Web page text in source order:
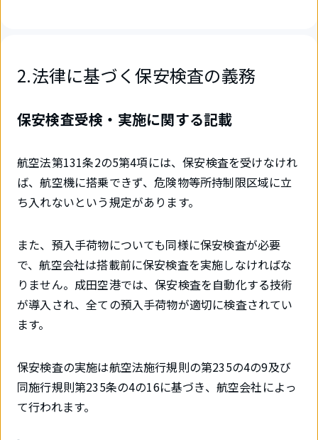
2.法律に基づく保安検査の義務
保安検査受検・実施に関する記載
航空法第131条2の5第4項には、保安検査を受けなけれ
ば、航空機に搭乗できず、危険物等所持制限区域に立
ち入れないという規定があります。
また、預入手荷物についても同様に保安検査が必要
で、航空会社は搭載前に保安検査を実施しなければな
りません。成田空港では、保安検査を自動化する技術
が導入され、全ての預入手荷物が適切に検査されてい
ます。
保安検査の実施は航空法施行規則の第235の4の9及び
同施行規則第235条の4の16に基づき、航空会社によっ
て行われます。